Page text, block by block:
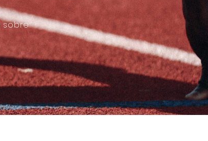
sobre